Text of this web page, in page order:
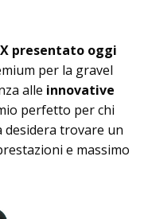
presentato oggi
per la gravel
alle innovative
perfetto per chi
desidera trovare un
e massimo